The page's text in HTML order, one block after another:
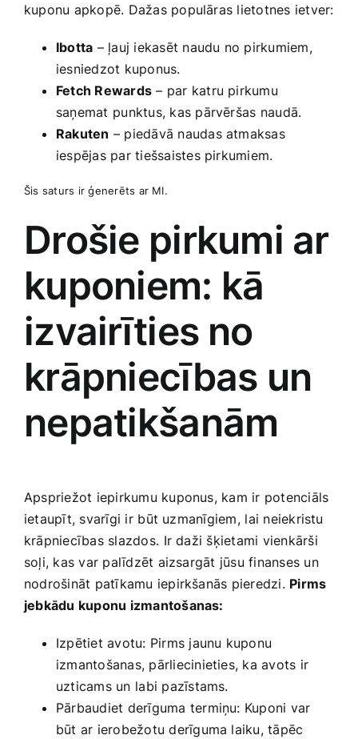
kuponu apkopē. Dažas populāras lietotnes ietver:
Ibotta – ‌ļauj iekasēt naudu no pirkumiem,
iesniedzot kuponus.
Fetch Rewards – par katru pirkumu
saņemat ⁢punktus, kas pārvēršas⁢ naudā.
Rakuten – piedāvā naudas atmaksas
iespējas par tiešsaistes‌ pirkumiem.
Šis saturs ir ģenerēts ar MI.
Drošie pirkumi ar
kuponiem: kā ​
izvairīties ⁢no
krāpniecības un
nepatikšanām
Apspriežot iepirkumu kuponus, kam ir potenciāls
ietaupīt, svarīgi ir ⁣būt uzmanīgiem,⁣ lai ​neiekristu
krāpniecības slazdos. ⁤Ir daži šķietami vienkārši
soļi, kas var palīdzēt aizsargāt jūsu finanses un
nodrošināt patīkamu iepirkšanās pieredzi. Pirms​
jebkādu kuponu izmantošanas:
Izpētiet avotu: Pirms jaunu kuponu
izmantošanas, ‍pārliecinieties, ka avots ir
uzticams un ⁢labi pazīstams.
Pārbaudiet derīguma ‍termiņu: Kuponi var
būt ar ierobežotu derīguma ​laiku, tāpēc